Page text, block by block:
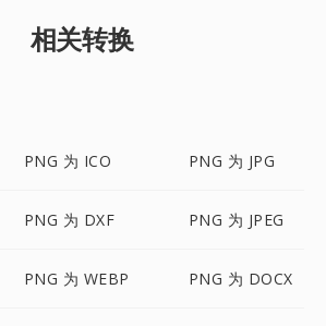
相关转换
PNG 为 ICO PNG 为 JPG
PNG 为 DXF PNG 为 JPEG
PNG 为 WEBP PNG 为 DOCX